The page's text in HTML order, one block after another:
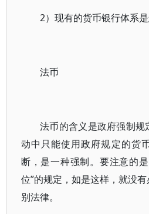
2）现有的货币银行体系
法币
法币的含义是政府强制
动中只能使用政府规定的货
断，是一种强制。要注意的
位”的规定，如是这样，就没
别法律。